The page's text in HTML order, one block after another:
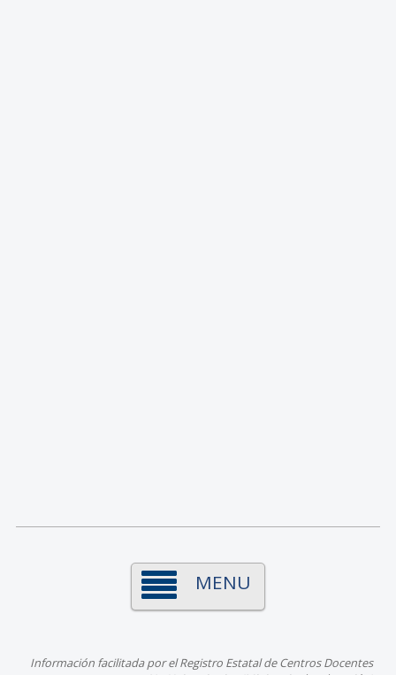
MENU
Información facilitada por el Registro Estatal de Centros Docentes